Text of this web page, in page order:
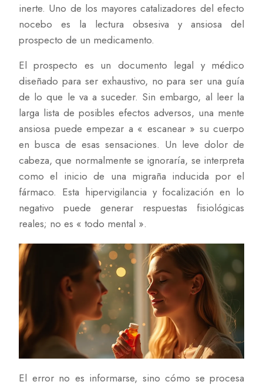
inerte. Uno de los mayores catalizadores del efecto
nocebo es la lectura obsesiva y ansiosa del
prospecto de un medicamento.
El prospecto es un documento legal y médico
diseñado para ser exhaustivo, no para ser una guía
de lo que le va a suceder. Sin embargo, al leer la
larga lista de posibles efectos adversos, una mente
ansiosa puede empezar a « escanear » su cuerpo
en busca de esas sensaciones. Un leve dolor de
cabeza, que normalmente se ignoraría, se interpreta
como el inicio de una migraña inducida por el
fármaco. Esta hipervigilancia y focalización en lo
negativo puede generar respuestas fisiológicas
reales; no es « todo mental ».
El error no es informarse, sino cómo se procesa